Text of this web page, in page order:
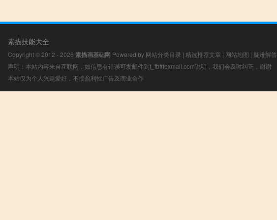
素描技能大全
Copyright © 2012 - 2026 素描画基础网 Powered by 网站分类目录 | 精选推荐文章 | 网站地图 | 疑难解答
声明：本站内容来自互联网，如信息有错误可发邮件到f_fb#foxmail.com说明，我们会及时纠正，谢谢
本站仅为个人兴趣爱好，不接盈利性广告及商业合作